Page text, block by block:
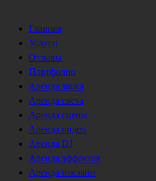
Главная
Услуги
Отзывы
Портфолио
Аренда звука
Аренда света
Аренда сцены
Аренда видео
Аренда DJ
Аренда эффектов
Аренда бэклайн